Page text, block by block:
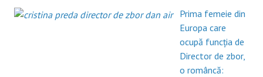
Prima femeie din
Europa care
ocupă funcția de
Director de zbor,
o româncă: